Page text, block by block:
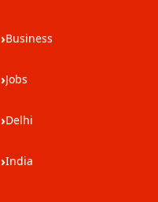
›Business
›Jobs
›Delhi
›India